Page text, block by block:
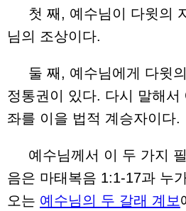
첫 째, 예수님이 다윗의
님의 조상이다.
둘 째, 예수님에게 다윗
정통권이 있다. 다시 말해
좌를 이을 법적 계승자이다.
예수님께서 이 두 가지
음은 마태복음 1:1-17과 누
오는 예수님의 두 갈래 계보